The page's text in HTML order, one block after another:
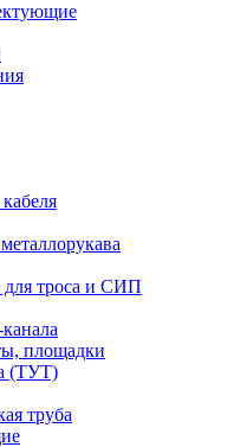
троса и СИП
площадки
(ТУТ)
труба